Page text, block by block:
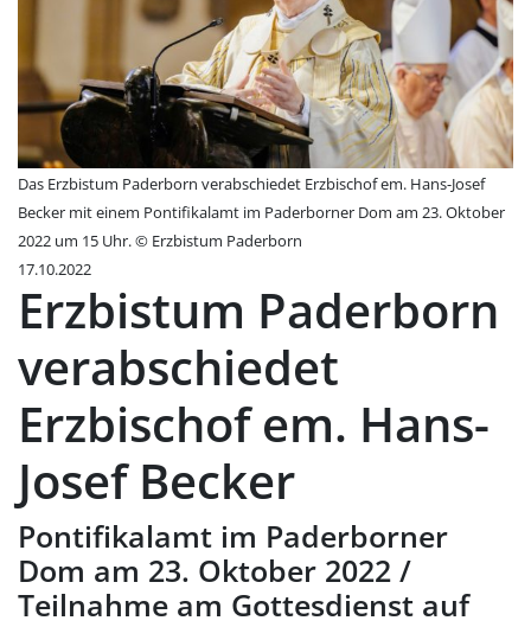
Das Erzbistum Paderborn verabschiedet Erzbischof em. Hans-Josef
Becker mit einem Pontifikalamt im Paderborner Dom am 23. Oktober
2022 um 15 Uhr. © Erzbistum Paderborn
17.10.2022
Erzbistum Paderborn
verabschiedet
Erzbischof em. Hans-
Josef Becker
Pontifikalamt im Paderborner
Dom am 23. Oktober 2022 /
Teilnahme am Gottesdienst auf